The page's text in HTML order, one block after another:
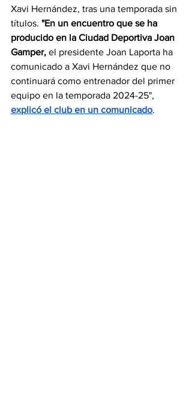
Xavi Hernández, tras una temporada sin
títulos. "En un encuentro que se ha
producido en la Ciudad Deportiva Joan
Gamper, el presidente Joan Laporta ha
comunicado a Xavi Hernández que no
continuará como entrenador del primer
equipo en la temporada 2024-25",
explicó el club en un comunicado.